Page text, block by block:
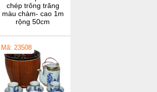
chép trông trăng
màu chàm- cao 1m
rộng 50cm
Mã: 23508